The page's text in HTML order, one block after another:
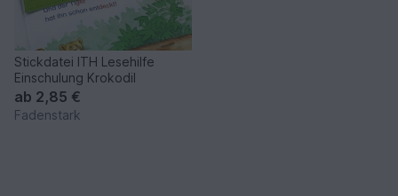
Stickdatei ITH Lesehilfe
Einschulung Krokodil
ab 2,85 €
Fadenstark